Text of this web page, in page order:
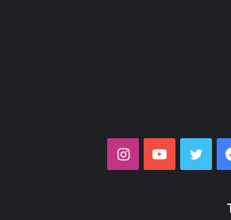
فيسبوك تويتر يوتيوب